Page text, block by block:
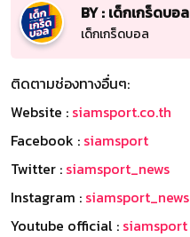
BY : เด็กเกร็ดบอล
เด็กเกร็ดบอล
ติดตามช่องทางอื่นๆ:
Website : siamsport.co.th
Facebook : siamsport
Twitter : siamsport_news
Instagram : siamsport_news
Youtube official : siamsport